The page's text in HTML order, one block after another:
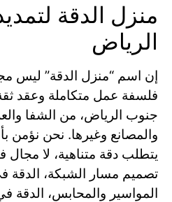
منزل الدقة
الرياض
إن اسم “منزل الدقة” ليس
فلسفة عمل متكاملة وعقد
جنوب الرياض، من الشفا
والمصانع وغيرها. نحن نؤمن
يتطلب دقة متناهية، لا مجال
تصميم مسار الشبكة، الدقة
المواسير والمحابس، الدقة